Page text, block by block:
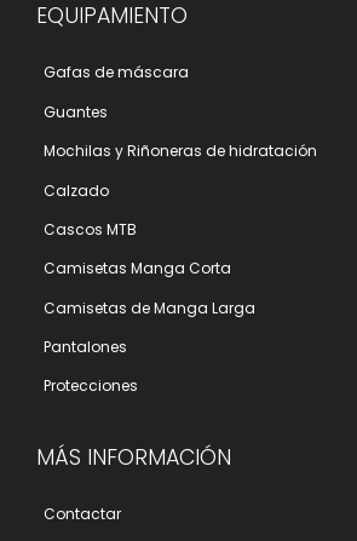
EQUIPAMIENTO
Gafas de máscara
Guantes
Mochilas y Riñoneras de hidratación
Calzado
Cascos MTB
Camisetas Manga Corta
Camisetas de Manga Larga
Pantalones
Protecciones
MÁS INFORMACIÓN
Contactar